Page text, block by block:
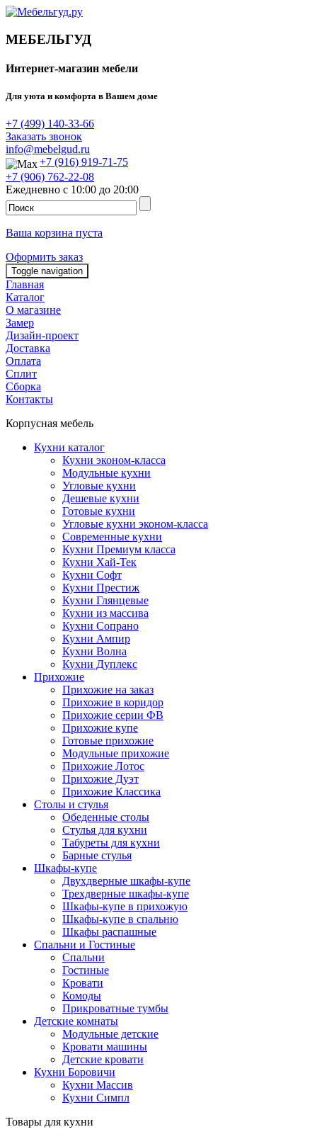
МЕБЕЛЬГУД
Интернет-магазин мебели
Для уюта и комфорта в Вашем доме
+7 (499) 140-33-66
Заказать звонок
info@mebelgud.ru
+7 (916) 919-71-75
+7 (906) 762-22-08
Ежедневно с 10:00 до 20:00
Ваша корзина пуста
Оформить заказ
Toggle navigation
Главная
Каталог
О магазине
Замер
Дизайн-проект
Доставка
Оплата
Сплит
Сборка
Контакты
Корпусная мебель
Кухни каталог
Кухни эконом-класса
Модульные кухни
Угловые кухни
Дешевые кухни
Готовые кухни
Угловые кухни эконом-класса
Современные кухни
Кухни Премиум класса
Кухни Хай-Тек
Кухни Софт
Кухни Престиж
Кухни Глянцевые
Кухни из массива
Кухни Сопрано
Кухни Ампир
Кухни Волна
Кухни Дуплекс
Прихожие
Прихожие на заказ
Прихожие в коридор
Прихожие серии ФВ
Прихожие купе
Готовые прихожие
Модульные прихожие
Прихожие Лотос
Прихожие Дуэт
Прихожие Классика
Столы и стулья
Обеденные столы
Стулья для кухни
Табуреты для кухни
Барные стулья
Шкафы-купе
Двухдверные шкафы-купе
Трехдверные шкафы-купе
Шкафы-купе в прихожую
Шкафы-купе в спальню
Шкафы распашные
Спальни и Гостиные
Спальни
Гостиные
Кровати
Комоды
Прикроватные тумбы
Детские комнаты
Модульные детские
Кровати машины
Детские кровати
Кухни Боровичи
Кухни Массив
Кухни Симпл
Товары для кухни